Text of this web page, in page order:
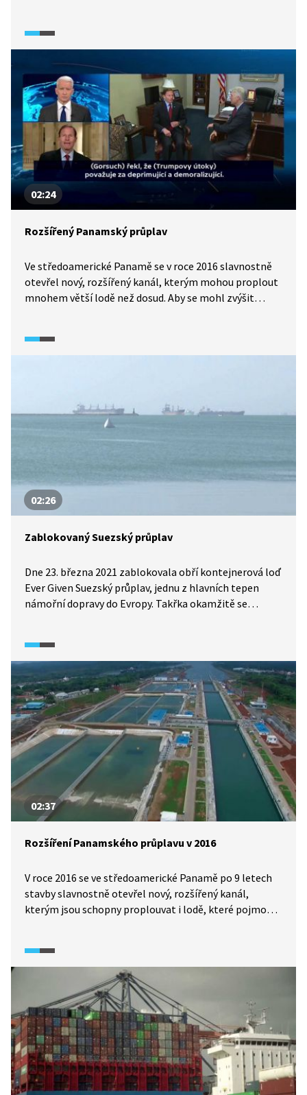
nebo kolidují s realitou díla, které již existuje téměř 30
let. Zájem o přepravu zboží po vodě obecně klesá,
objem kontejnerové přepravy se na kanále
za posledních 10 let snížil více než 10krát, lodní
doprava se dnes navíc potýká i se suchem nebo
mrazivými obdobími. Ráz krajiny se kvůli kanálu
nenávratně změnil. Jediným přínosem se dnes zdá být
možné využití kanálu pro cestovní ruch.
02:24
Rozšířený Panamský průplav
Ve středoamerické Panamě se v roce 2016 slavnostně
otevřel nový, rozšířený kanál, kterým mohou proplout
mnohem větší lodě než dosud. Aby se mohl zvýšit
kanálu je i série nových zdymadel. Několik měsíců
průjezd průplavem?
02:26
Zablokovaný Suezský průplav
Dne 23. března 2021 zablokovala obří kontejnerová loď
Ever Given Suezský průplav, jednu z hlavních tepen
námořní dopravy do Evropy. Takřka okamžitě se
světové námořní dopravy nebyl průplav ještě
průjezdný. Jak se mohly projevit takovéto problémy
s dopravou v Suezském průplavu například v české
ekonomice?
02:37
Rozšíření Panamského průplavu v 2016
V roce 2016 se ve středoamerické Panamě po 9 letech
stavby slavnostně otevřel nový, rozšířený kanál,
kterým jsou schopny proplouvat i lodě, které pojmou
km dlouhého průplavu.